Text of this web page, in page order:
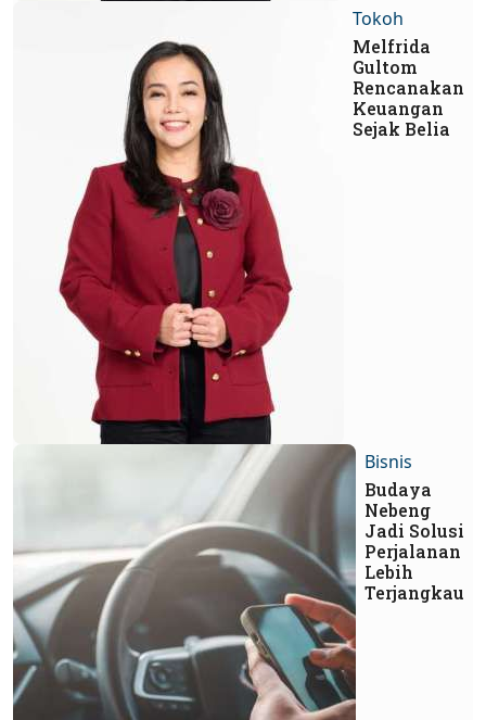
Tokoh
Melfrida
Gultom
Rencanakan
Keuangan
Sejak Belia
Bisnis
Budaya
Nebeng
Jadi Solusi
Perjalanan
Lebih
Terjangkau